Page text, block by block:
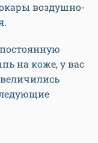
воздушно-
на коже, у вас